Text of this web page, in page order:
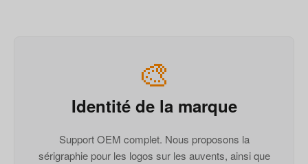
🎨
Identité de la marque
Support OEM complet. Nous proposons la
sérigraphie pour les logos sur les auvents, ainsi que